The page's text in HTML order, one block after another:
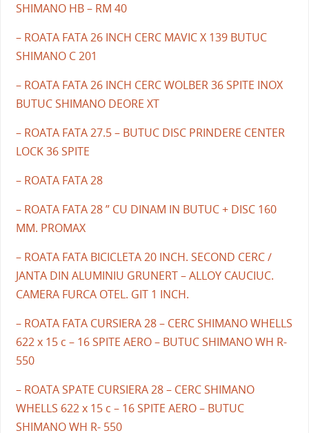
SHIMANO HB – RM 40
– ROATA FATA 26 INCH CERC MAVIC X 139 BUTUC
SHIMANO C 201
– ROATA FATA 26 INCH CERC WOLBER 36 SPITE INOX
BUTUC SHIMANO DEORE XT
– ROATA FATA 27.5 – BUTUC DISC PRINDERE CENTER
LOCK 36 SPITE
– ROATA FATA 28
– ROATA FATA 28 ” CU DINAM IN BUTUC + DISC 160
MM. PROMAX
– ROATA FATA BICICLETA 20 INCH. SECOND CERC /
JANTA DIN ALUMINIU GRUNERT – ALLOY CAUCIUC.
CAMERA FURCA OTEL. GIT 1 INCH.
– ROATA FATA CURSIERA 28 – CERC SHIMANO WHELLS
622 x 15 c – 16 SPITE AERO – BUTUC SHIMANO WH R-
550
– ROATA SPATE CURSIERA 28 – CERC SHIMANO
WHELLS 622 x 15 c – 16 SPITE AERO – BUTUC
SHIMANO WH R- 550